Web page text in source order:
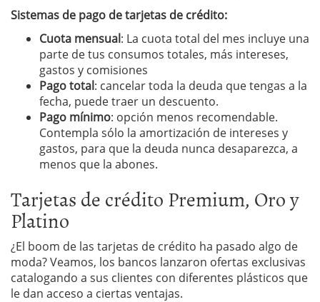
Sistemas de pago de tarjetas de crédito:
Cuota mensual: La cuota total del mes incluye una
parte de tus consumos totales, más intereses,
gastos y comisiones
Pago total: cancelar toda la deuda que tengas a la
fecha, puede traer un descuento.
Pago mínimo: opción menos recomendable.
Contempla sólo la amortización de intereses y
gastos, para que la deuda nunca desaparezca, a
menos que la abones.
Tarjetas de crédito Premium, Oro y
Platino
¿El boom de las tarjetas de crédito ha pasado algo de
moda? Veamos, los bancos lanzaron ofertas exclusivas
catalogando a sus clientes con diferentes plásticos que
le dan acceso a ciertas ventajas.